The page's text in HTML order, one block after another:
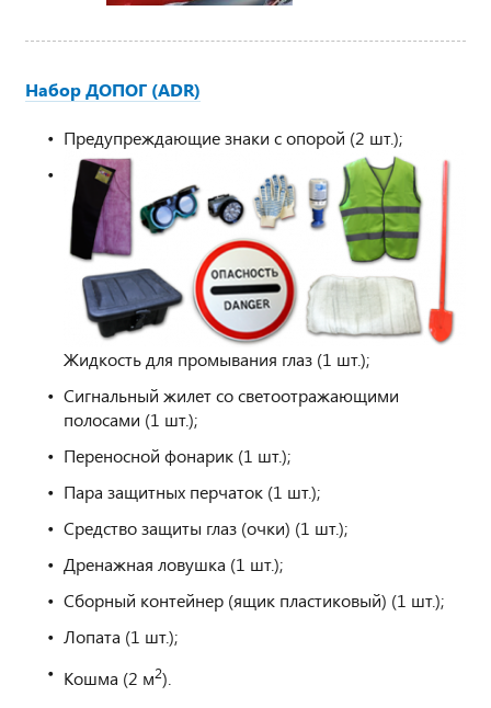
Набор ДОПОГ (ADR)
Предупреждающие знаки с опорой (2 шт.);
Жидкость для промывания глаз (1 шт.);
Сигнальный жилет со светоотражающими
полосами (1 шт.);
Переносной фонарик (1 шт.);
Пара защитных перчаток (1 шт.);
Средство защиты глаз (очки) (1 шт.);
Дренажная ловушка (1 шт.);
Сборный контейнер (ящик пластиковый) (1 шт.);
Лопата (1 шт.);
Кошма (2 м2).